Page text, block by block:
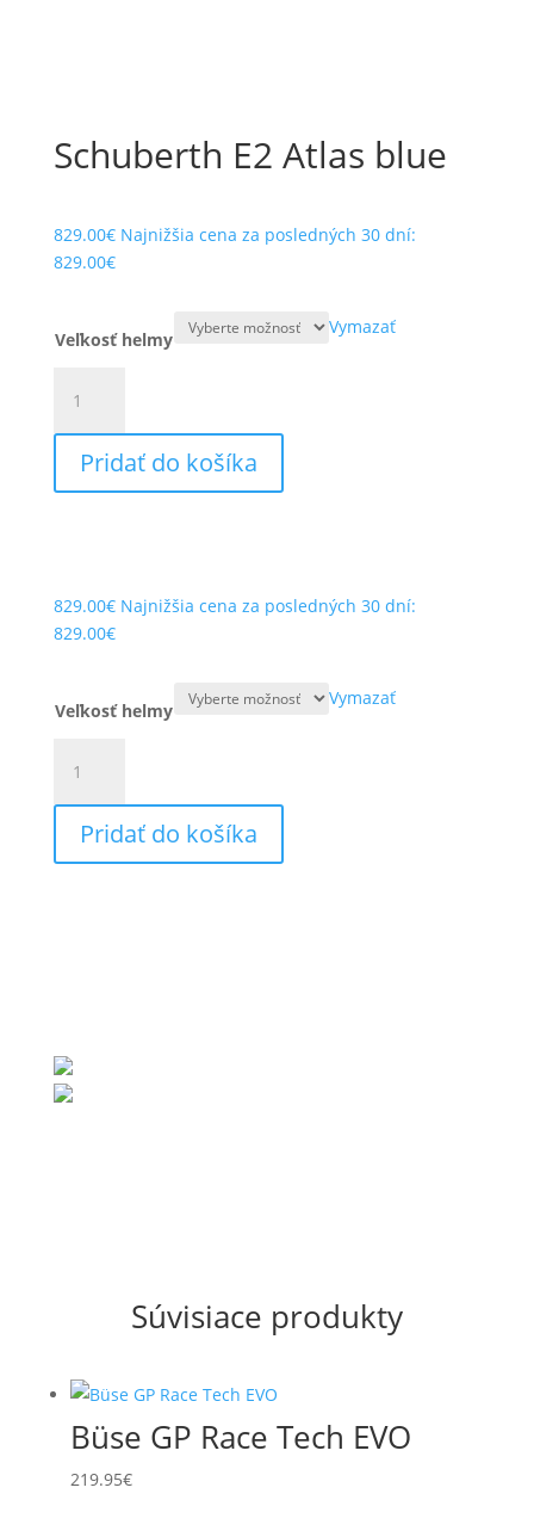
Schuberth E2 Atlas blue
829.00€ Najnižšia cena za posledných 30 dní:
829.00€
Veľkosť helmy
Vymazať
Schuberth
E2
Atlas
blue
Pridať do košíka
829.00€ Najnižšia cena za posledných 30 dní:
829.00€
Veľkosť helmy
Vymazať
Schuberth
E2
Atlas
blue
Pridať do košíka
Súvisiace produkty
Büse GP Race Tech EVO
219.95€